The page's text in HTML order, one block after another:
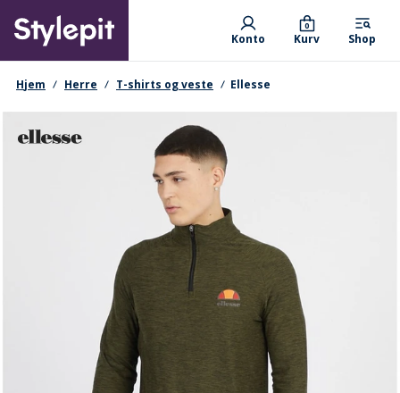
main
content
Primary departments
Konto Kurv
0
Shop
navigationssti
Hjem Herre T-shirts og veste Ellesse